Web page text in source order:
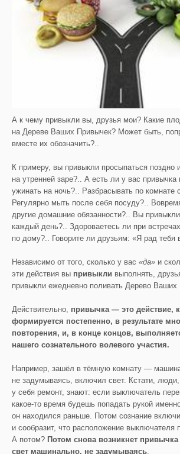
А к чему привыкли вы, друзья мои? Какие
на Дереве Ваших Привычек? Может быть,
вместе их обозначить?..
К примеру, вы привыкли просыпаться поздно
на утренней заре?.. А есть ли у вас привычка
ужинать на ночь?.. Разбрасывать по комнате
Регулярно мыть после себя посуду?..
другие домашние обязанности?.. Вы привыкли
каждый день?.. Здороваетесь ли при
по дому?.. Говорите ли друзьям: «Я рад тебя
Независимо от того, сколько у вас «да» и
эти действия вы привыкли выполнять,
привыкли ежедневно поливать Дерево Ваших
Действительно, привычка — это действие,
формируется постепенно, в результате
повторения, и, в конце концов,
нашего сознательного волевого участия.
Например, зашёл в тёмную комнату —
не задумываясь, включил свет. Кстати,
у себя ремонт, знают: если выключатель
какое-то время будешь попадать рукой
он находился раньше. Потом сознание
и сообразит, что расположение выключателя
А потом? Потом снова возникнет
свет машинально, не задумываясь.